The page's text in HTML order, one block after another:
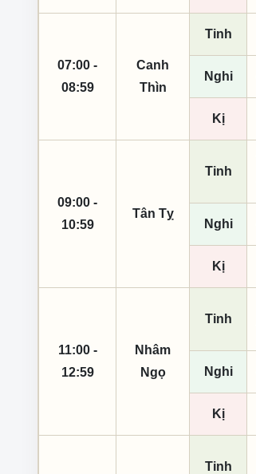
07:00 -
08:59
Canh
Thìn
Tinh
Nghi
Kị
09:00 -
10:59
Tân Tỵ
Tinh
Nghi
Kị
11:00 -
12:59
Nhâm
Ngọ
Tinh
Nghi
Kị
Tinh